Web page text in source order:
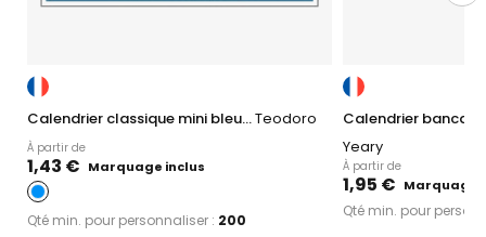
Calendrier classique mini bleu...Teodoro
À partir de
1,43 € Marquage inclus
Qté min. pour personnaliser : 200
Calendrier
Yeary
À partir de
1,95 € Marquage
Qté min. pour